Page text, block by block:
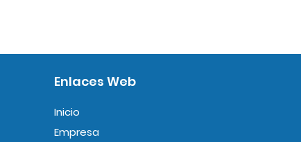
Enlaces Web
Inicio
Empresa